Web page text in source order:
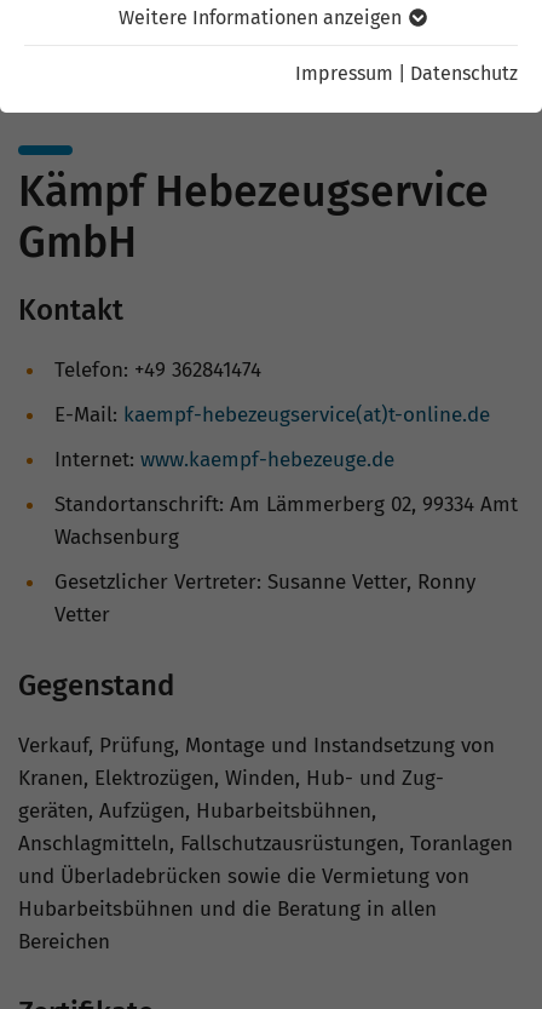
Weitere Informationen anzeigen
Impressum Datenschutz
Kämpf Hebezeugservice
GmbH
Kontakt
Telefon: +49 362841474
E-Mail: kaempf-hebezeugservice(at)t-online.de
Internet: www.kaempf-hebezeuge.de
Standortanschrift: Am Lämmerberg 02, 99334 Amt
Wachsenburg
Gesetzlicher Vertreter: Susanne Vetter, Ronny
Vetter
Gegenstand
Verkauf, Prüfung, Montage und Instandsetzung von
Kranen, Elektrozügen, Winden, Hub- und Zug-
geräten, Aufzügen, Hubarbeitsbühnen,
Anschlagmitteln, Fallschutzausrüstungen, Toranlagen
und Überladebrücken sowie die Vermietung von
Hubarbeitsbühnen und die Beratung in allen
Bereichen